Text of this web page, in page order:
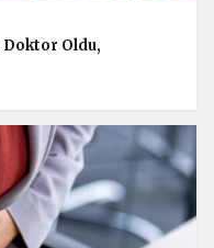
Doktor Oldu,